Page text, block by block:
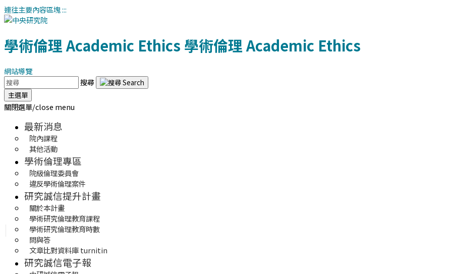
連往主要內容區塊:::
學術倫理Academic Ethics 學術倫理Academic Ethics
網站導覽
搜尋
主選單
關閉選單/close menu
最新消息
院內課程
其他活動
學術倫理專區
院級倫理委員會
違反學術倫理案件
研究誠信提升計畫
關於本計畫
學術研究倫理教育課程
學術研究倫理教育時數
問與答
文章比對資料庫 turnitin
研究誠信電子報